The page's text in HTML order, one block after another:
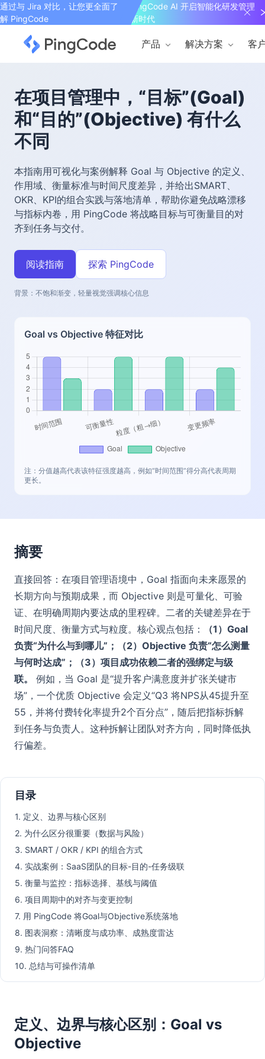
通过与 Jira 对比，让您更全面了
解 PingCode
PingCode AI 开启智能化研发管理
新时代
产品 解决方案 客
在项目管理中，“目标”(Goal)
和“目的”(Objective) 有什么
不同
本指南用可视化与案例解释 Goal 与 Objective 的定义、
作用域、衡量标准与时间尺度差异，并给出SMART、
OKR、KPI的组合实践与落地清单，帮助你避免战略漂移
与指标内卷，用 PingCode 将战略目标与可衡量目的对
齐到任务与交付。
阅读指南 探索 PingCode
背景：不饱和渐变，轻量视觉强调核心信息
Goal vs Objective 特征对比
注：分值越高代表该特征强度越高，例如“时间范围”得分高代表周期
更长。
摘要
直接回答：在项目管理语境中，Goal 指面向未来愿景的
长期方向与预期成果，而 Objective 则是可量化、可验
证、在明确周期内要达成的里程碑。二者的关键差异在于
时间尺度、衡量方式与粒度。核心观点包括：
（1）Goal
负责“为什么与到哪儿”；（2）Objective 负责“怎么测量
与何时达成”；（3）项目成功依赖二者的强绑定与级
联。
例如，当 Goal 是“提升客户满意度并扩张关键市
场”，一个优质 Objective 会定义“Q3 将NPS从45提升至
55，并将付费转化率提升2个百分点”，随后把指标拆解
到任务与负责人。这种拆解让团队对齐方向，同时降低执
行偏差。
目录
1. 定义、边界与核心区别
2. 为什么区分很重要（数据与风险）
3. SMART / OKR / KPI 的组合方式
4. 实战案例：SaaS团队的目标-目的-任务级联
5. 衡量与监控：指标选择、基线与阈值
6. 项目周期中的对齐与变更控制
7. 用 PingCode 将Goal与Objective系统落地
8. 图表洞察：清晰度与成功率、成熟度雷达
9. 热门问答FAQ
10. 总结与可操作清单
定义、边界与核心区别：Goal vs
Objective